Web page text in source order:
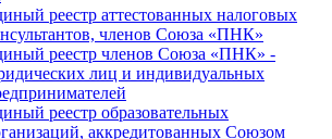
реестр аттестованных налоговых
членов Союза «ПНК»
реестр членов Союза «ПНК» -
лиц и индивидуальных
реестр образовательных
аккредитованных Союзом